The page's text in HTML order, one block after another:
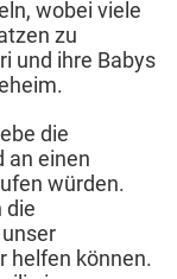
wobei viele
zu
und ihre Babys
die
an einen
würden.
die
helfen können.